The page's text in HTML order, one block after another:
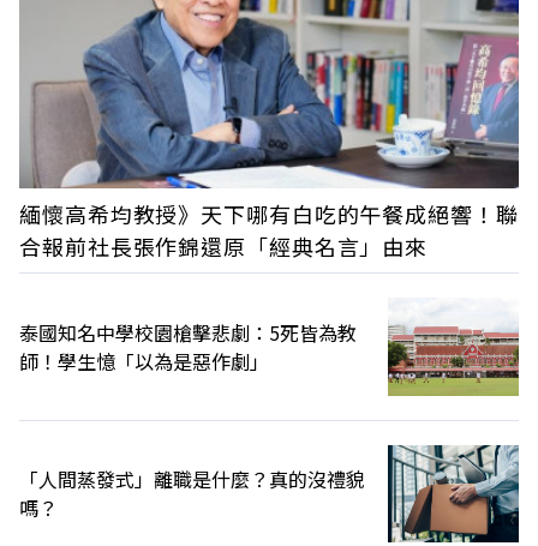
緬懷高希均教授》天下哪有白吃的午餐成絕響！聯
合報前社長張作錦還原「經典名言」由來
泰國知名中學校園槍擊悲劇：5死皆為教
師！學生憶「以為是惡作劇」
「人間蒸發式」離職是什麼？真的沒禮貌
嗎？